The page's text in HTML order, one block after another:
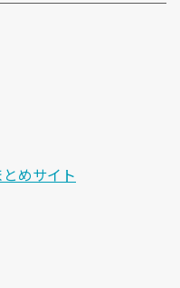
めサイト